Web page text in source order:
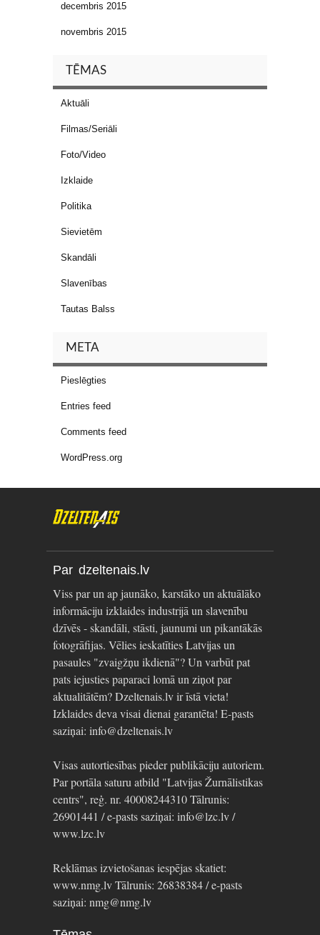
decembris 2015
novembris 2015
TĒMAS
Aktuāli
Filmas/Seriāli
Foto/Video
Izklaide
Politika
Sievietēm
Skandāli
Slavenības
Tautas Balss
META
Pieslēgties
Entries feed
Comments feed
WordPress.org
Par dzeltenais.lv
Viss par un ap jaunāko, karstāko un aktuālāko
informāciju izklaides industrijā un slavenību
dzīvēs - skandāli, stāsti, jaunumi un pikantākās
fotogrāfijas. Vēlies ieskatīties Latvijas un
pasaules "zvaigžņu ikdienā"? Un varbūt pat
pats iejusties paparaci lomā un ziņot par
aktualitātēm? Dzeltenais.lv ir īstā vieta!
Izklaides deva visai dienai garantēta! E-pasts
saziņai: info@dzeltenais.lv
Visas autortiesības pieder publikāciju autoriem.
Par portāla saturu atbild "Latvijas Žurnālistikas
centrs", reģ. nr. 40008244310 Tālrunis:
26901441 / e-pasts saziņai: info@lzc.lv /
www.lzc.lv
Reklāmas izvietošanas iespējas skatiet:
www.nmg.lv Tālrunis: 26838384 / e-pasts
saziņai: nmg@nmg.lv